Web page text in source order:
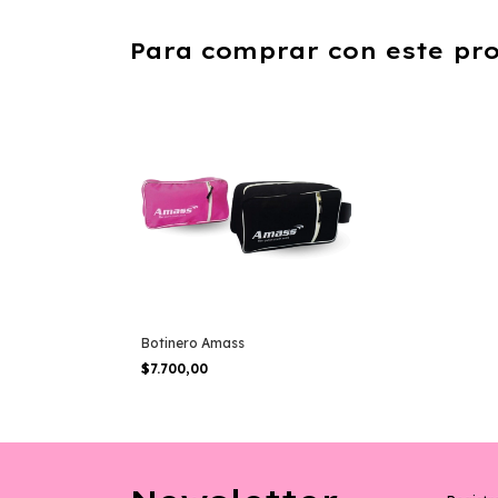
Para comprar con este
Botinero Amass
$7.700,00